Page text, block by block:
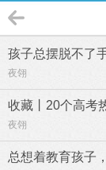
孩子总摆脱不了
夜翎
收藏丨20个高考
夜翎
总想着教育孩子